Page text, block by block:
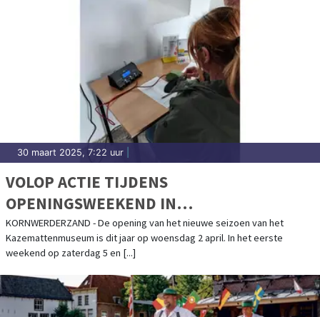
30 maart 2025, 7:22 uur
VOLOP ACTIE TIJDENS
OPENINGSWEEKEND IN
KAZEMATTENMUSEUM
KORNWERDERZAND - De opening van het nieuwe seizoen van het
Kazemattenmuseum is dit jaar op woensdag 2 april. In het eerste
weekend op zaterdag 5 en [...]